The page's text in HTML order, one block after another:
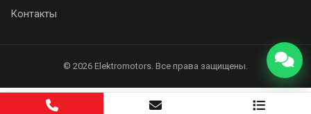
Контакты
© 2026 Elektromotors. Все права защищены.